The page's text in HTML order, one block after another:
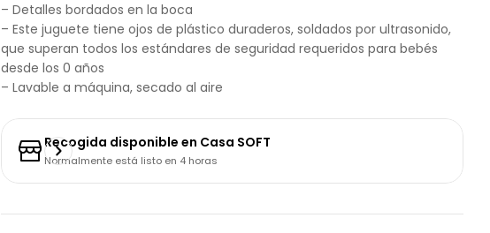
– Detalles bordados en la boca
– Este juguete tiene ojos de plástico duraderos, soldados por ultrasonido,
que superan todos los estándares de seguridad requeridos para bebés
desde los 0 años
– Lavable a máquina, secado al aire
Recogida disponible en Casa SOFT
Normalmente está listo en 4 horas